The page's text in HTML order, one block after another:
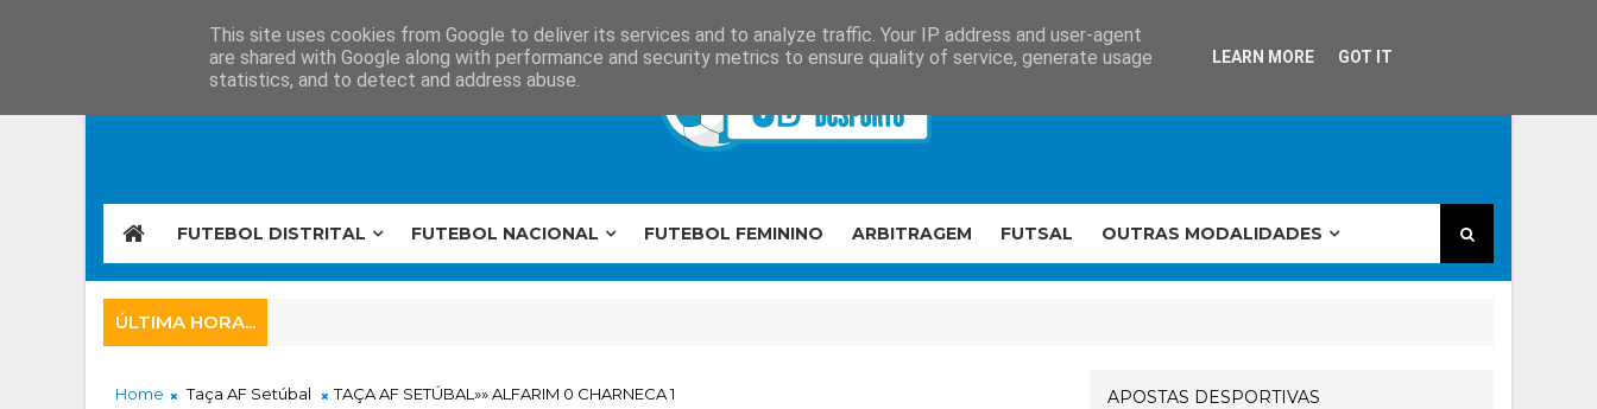
FUTEBOL DISTRITAL FUTEBOL NACIONAL FUTEBOL FEMININO ARBITRAGEM FUTSAL OUTRAS MODALIDADES
ÚLTIMA HORA...
Home Taça AF Setúbal TAÇA AF SETÚBAL»» ALFARIM 0 CHARNECA 1 APOSTAS DESPORTIVAS
This site uses cookies from Google to deliver its services and to analyze traffic. Your IP address and user-agent
are shared with Google along with performance and security metrics to ensure quality of service, generate usage
statistics, and to detect and address abuse.
LEARN MORE GOT IT